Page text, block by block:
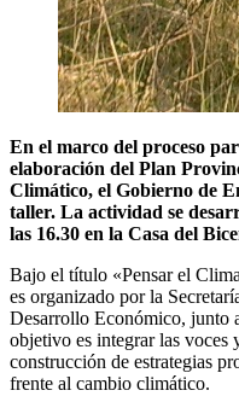
En el marco del proceso
elaboración del Plan
Climático, el Gobierno de
taller. La actividad se
las 16.30 en la Casa del
Bajo el título «Pensar el
es organizado por la
Desarrollo Económico, junto
objetivo es integrar las voces
construcción de estrategias
frente al cambio climático.